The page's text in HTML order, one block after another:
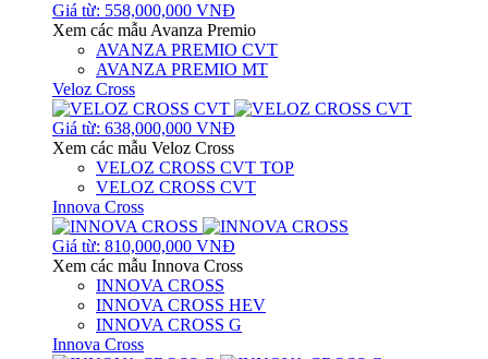
Giá từ: 558,000,000 VNĐ
Xem các mẫu Avanza Premio
AVANZA PREMIO CVT
AVANZA PREMIO MT
Veloz Cross
Giá từ: 638,000,000 VNĐ
Xem các mẫu Veloz Cross
VELOZ CROSS CVT TOP
VELOZ CROSS CVT
Innova Cross
Giá từ: 810,000,000 VNĐ
Xem các mẫu Innova Cross
INNOVA CROSS
INNOVA CROSS HEV
INNOVA CROSS G
Innova Cross